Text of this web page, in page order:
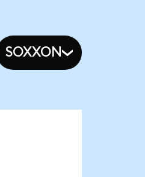
SOXXON